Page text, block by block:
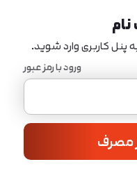
پنل کاربری وارد شوید.
ورود با رمز عبور
مصرف